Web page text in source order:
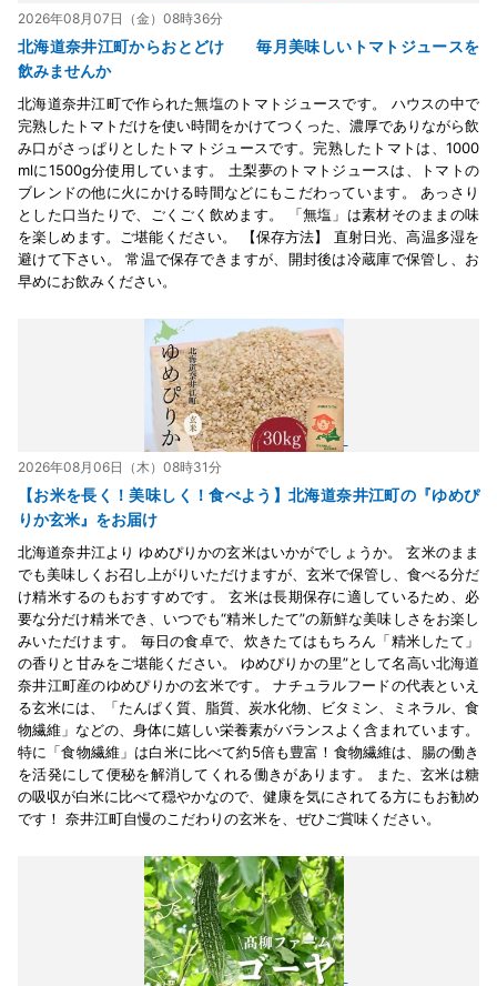
2026年08月07日（金）08時36分
北海道奈井江町からおとどけ 毎月美味しいトマトジュースを
飲みませんか
北海道奈井江町で作られた無塩のトマトジュースです。 ハウスの中で
完熟したトマトだけを使い時間をかけてつくった、濃厚でありながら飲
み口がさっぱりとしたトマトジュースです。完熟したトマトは、1000
mlに1500g分使用しています。 土梨夢のトマトジュースは、トマトの
ブレンドの他に火にかける時間などにもこだわっています。 あっさり
とした口当たりで、ごくごく飲めます。 「無塩」は素材そのままの味
を楽しめます。ご堪能ください。 【保存方法】 直射日光、高温多湿を
避けて下さい。 常温で保存できますが、開封後は冷蔵庫で保管し、お
早めにお飲みください。
2026年08月06日（木）08時31分
【お米を長く！美味しく！食べよう】北海道奈井江町の『ゆめぴ
りか玄米』をお届け
北海道奈井江より ゆめぴりかの玄米はいかがでしょうか。 玄米のまま
でも美味しくお召し上がりいただけますが、玄米で保管し、食べる分だ
け精米するのもおすすめです。 玄米は長期保存に適しているため、必
要な分だけ精米でき、いつでも“精米したて”の新鮮な美味しさをお楽し
みいただけます。 毎日の食卓で、炊きたてはもちろん「精米したて」
の香りと甘みをご堪能ください。 ゆめぴりかの里”として名高い北海道
奈井江町産のゆめぴりかの玄米です。 ナチュラルフードの代表といえ
る玄米には、「たんぱく質、脂質、炭水化物、ビタミン、ミネラル、食
物繊維」などの、身体に嬉しい栄養素がバランスよく含まれています。
特に「食物繊維」は白米に比べて約5倍も豊富！食物繊維は、腸の働き
を活発にして便秘を解消してくれる働きがあります。 また、玄米は糖
の吸収が白米に比べて穏やかなので、健康を気にされてる方にもお勧め
です！ 奈井江町自慢のこだわりの玄米を、ぜひご賞味ください。